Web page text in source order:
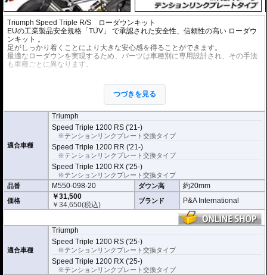
Triumph Speed Triple R/S ローダウンキット
EUの工業製品安全規格「TÜV」 で承認された安全性、信頼性の高い ローダウ
ンキット 。
足がしっかり着くことにより大きな安心感を得ることができます。
最適なローダウンを実現するため、パーツは車種別に専用設計され、その手法
も車種ごとに異なります。
お勧めいたします。(ショートサイドスタンドはお客様にてご用意ください。)
※ダウンする高さによっては、センタースタンドが使用できない、または、取
り外さなくてはいけない場合があります。
※写真は同系ローダウンパーツの代表写真です。実際の商品とは異なる場合が
※フロントフォークの突き出し量を合わせて調整することをお勧めします。(調
整可能な車種の場合。推奨調整値はマニュアルに記載)
※安全に関する重要なパーツの為、プロショップによる取付を行ってくださ
い。個人でお取付の場合、弊社ではいかなる事象においてその責を負うことが
つづきを見る
適合車種
Triumph
Speed Triple 1200 RS ('21-)
※テンションリンクプレート交換タイプ
Speed Triple 1200 RR ('21-)
※テンションリンクプレート交換タイプ
Speed Triple 1200 RX ('25-)
※テンションリンクプレート交換タイプ
品番
M550-098-20 ダウン高 約20mm
価格
￥31,500
￥34,650(税込) ブランド P&A International
適合車種
Triumph
Speed Triple 1200 RS ('25-)
※テンションリンクプレート交換タイプ
Speed Triple 1200 RX ('25-)
※テンションリンクプレート交換タイプ